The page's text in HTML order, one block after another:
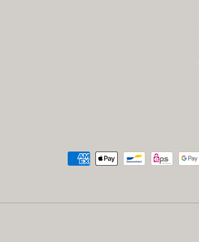
Betalningsmetoder